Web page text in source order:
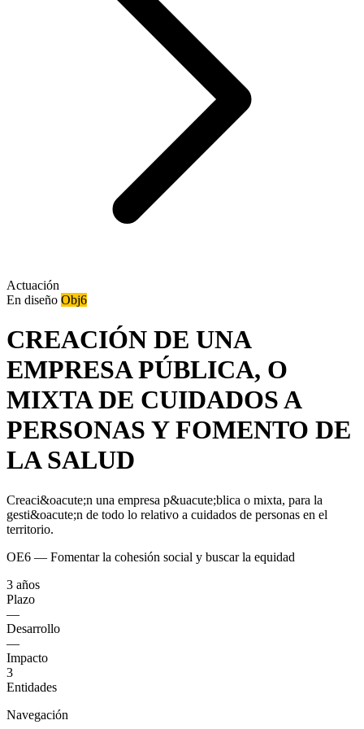
Actuación
En diseño Obj6
CREACIÓN DE UNA
EMPRESA PÚBLICA, O
MIXTA DE CUIDADOS A
PERSONAS Y FOMENTO DE
LA SALUD
Creaci&oacute;n una empresa p&uacute;blica o mixta, para la
gesti&oacute;n de todo lo relativo a cuidados de personas en el
territorio.
OE6 — Fomentar la cohesión social y buscar la equidad
3 años
Plazo
—
Desarrollo
—
Impacto
3
Entidades
Navegación